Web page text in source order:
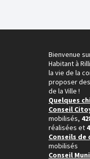
Bienvenue
Habitant à
la vie de la
proposer
de la Ville !
Quelques
Conseil
mobilisés,
réalisées et
Conseils
mobilisés
Conseil